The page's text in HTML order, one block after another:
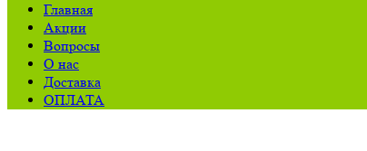
Главная
Акции
Вопросы
О нас
Доставка
ОПЛАТА